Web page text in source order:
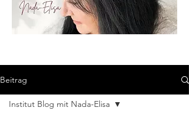
Beitrag
Institut Blog mit Nada-Elisa